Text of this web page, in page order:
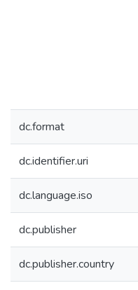
dc.format
dc.identifier.uri
dc.language.iso
dc.publisher
dc.publisher.country